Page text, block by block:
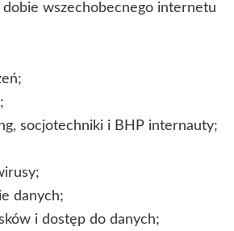
wszechobecnego internetu
socjotechniki i BHP internauty;
danych;
i dostęp do danych;